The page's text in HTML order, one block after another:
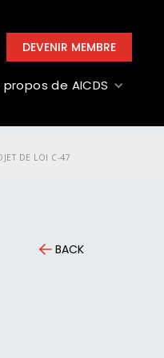
DEVENIR MEMBRE
propos de AICDS
DE LOI C-47
BACK